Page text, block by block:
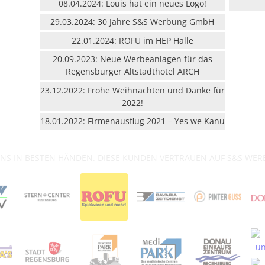
08.04.2024: Louis hat ein neues Logo!
29.03.2024: 30 Jahre S&S Werbung GmbH
22.01.2024: ROFU im HEP Halle
20.09.2023: Neue Werbeanlagen für das
Regensburger Altstadthotel ARCH
23.12.2022: Frohe Weihnachten und Danke für
2022!
18.01.2022: Firmenausflug 2021 – Yes we Kanu